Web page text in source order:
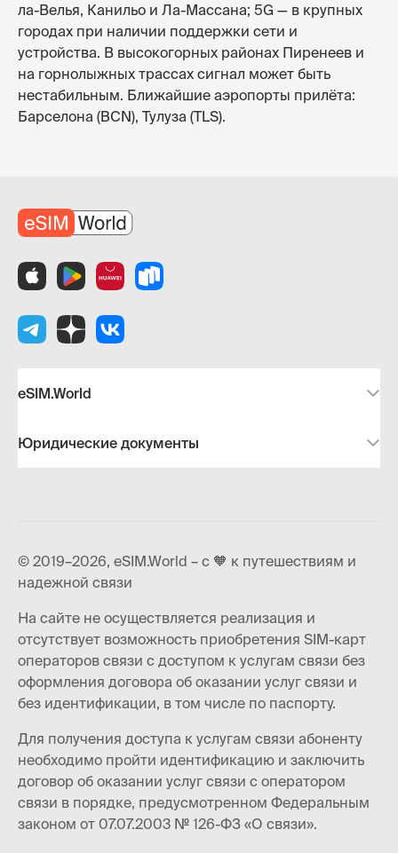
ла-Велья, Канильо и Ла-Массана; 5G — в крупных
городах при наличии поддержки сети и
устройства. В высокогорных районах Пиренеев и
на горнолыжных трассах сигнал может быть
нестабильным. Ближайшие аэропорты прилёта:
Барселона (BCN), Тулуза (TLS).
eSIM.World
Юридические документы
© 2019–2026, eSIM.World – с 🧡 к путешествиям и
надежной связи
На сайте не осуществляется реализация и
отсутствует возможность приобретения SIM-карт
операторов связи с доступом к услугам связи без
оформления договора об оказании услуг связи и
без идентификации, в том числе по паспорту.
Для получения доступа к услугам связи абоненту
необходимо пройти идентификацию и заключить
договор об оказании услуг связи с оператором
связи в порядке, предусмотренном Федеральным
законом от 07.07.2003 № 126-ФЗ «О связи».